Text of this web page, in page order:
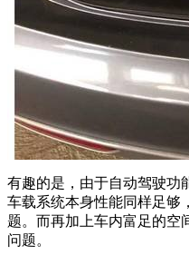
有趣的是，由于自动驾驶功
车载系统本身性能同样足够
题。而再加上车内富足的空
问题。